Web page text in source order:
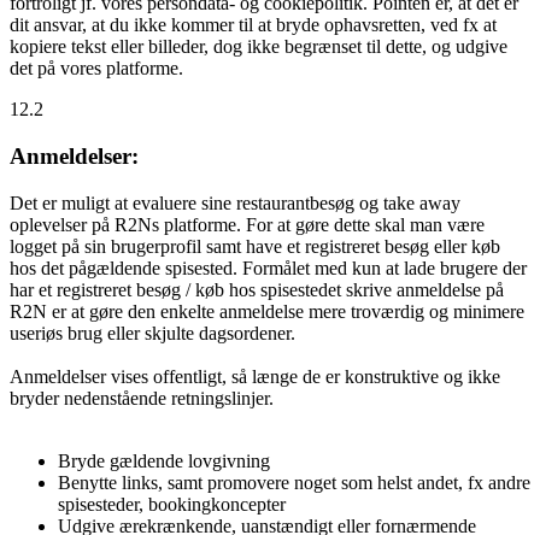
dit ansvar, at du ikke kommer til at bryde ophavsretten, ved fx at
kopiere tekst eller billeder, dog ikke begrænset til dette, og udgive
det på vores platforme.
12.2
Anmeldelser:
Det er muligt at evaluere sine restaurantbesøg og take away
oplevelser på R2Ns platforme. For at gøre dette skal man være
logget på sin brugerprofil samt have et registreret besøg eller køb
hos det pågældende spisested. Formålet med kun at lade brugere der
har et registreret besøg / køb hos spisestedet skrive anmeldelse på
R2N er at gøre den enkelte anmeldelse mere troværdig og minimere
useriøs brug eller skjulte dagsordener.
Anmeldelser vises offentligt, så længe de er konstruktive og ikke
bryder nedenstående retningslinjer.
Bryde gældende lovgivning
Benytte links, samt promovere noget som helst andet, fx andre
spisesteder, bookingkoncepter
Udgive ærekrænkende, uanstændigt eller fornærmende